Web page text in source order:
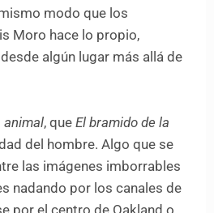
modo que los
Moro hace lo propio,
algún lugar más allá de
animal, queEl bramido de la
del hombre. Algo que se
las imágenes imborrables
nadando por los canales de
por el centro de Oakland o